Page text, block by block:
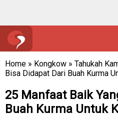
Home » Kongkow » Tahukah
Bisa Didapat Dari Buah Kurma
25 Manfaat Baik
Buah Kurma Untuk